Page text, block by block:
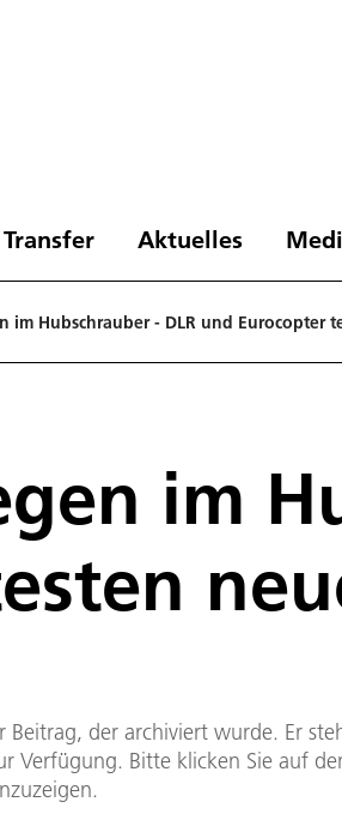
Aktuelles
im Hubschrauber - DLR und Eurocopter
im
Beitrag, der archiviert wurde. Er
Verfügung. Bitte klicken Sie auf